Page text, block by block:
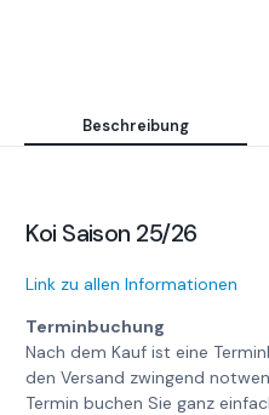
Beschreibung
Koi Saison 25/26
Link zu allen Informationen
Terminbuchung
Nach dem Kauf ist eine
den Versand zwingend
Termin buchen Sie ganz